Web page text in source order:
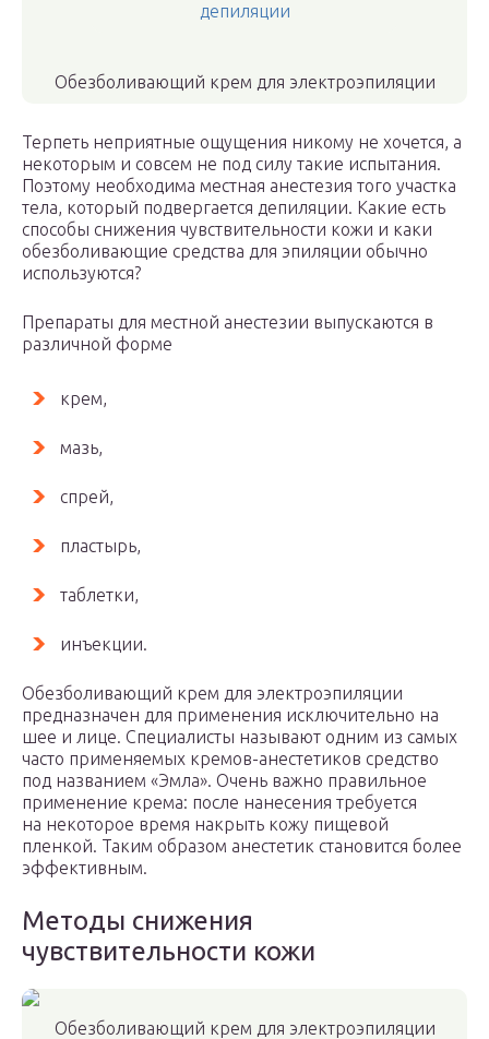
депиляции
Обезболивающий крем для электроэпиляции
Терпеть неприятные ощущения никому не хочется, а
некоторым и совсем не под силу такие испытания.
Поэтому необходима местная анестезия того участка
тела, который подвергается депиляции. Какие есть
способы снижения чувствительности кожи и каки
обезболивающие средства для эпиляции обычно
используются?
Препараты для местной анестезии выпускаются в
различной форме
крем,
мазь,
спрей,
пластырь,
таблетки,
инъекции.
Обезболивающий крем для электроэпиляции
предназначен для применения исключительно на
шее и лице. Специалисты называют одним из самых
часто применяемых кремов-анестетиков средство
под названием «Эмла». Очень важно правильное
применение крема: после нанесения требуется
на некоторое время накрыть кожу пищевой
пленкой. Таким образом анестетик становится более
эффективным.
Методы снижения
чувствительности кожи
Обезболивающий крем для электроэпиляции